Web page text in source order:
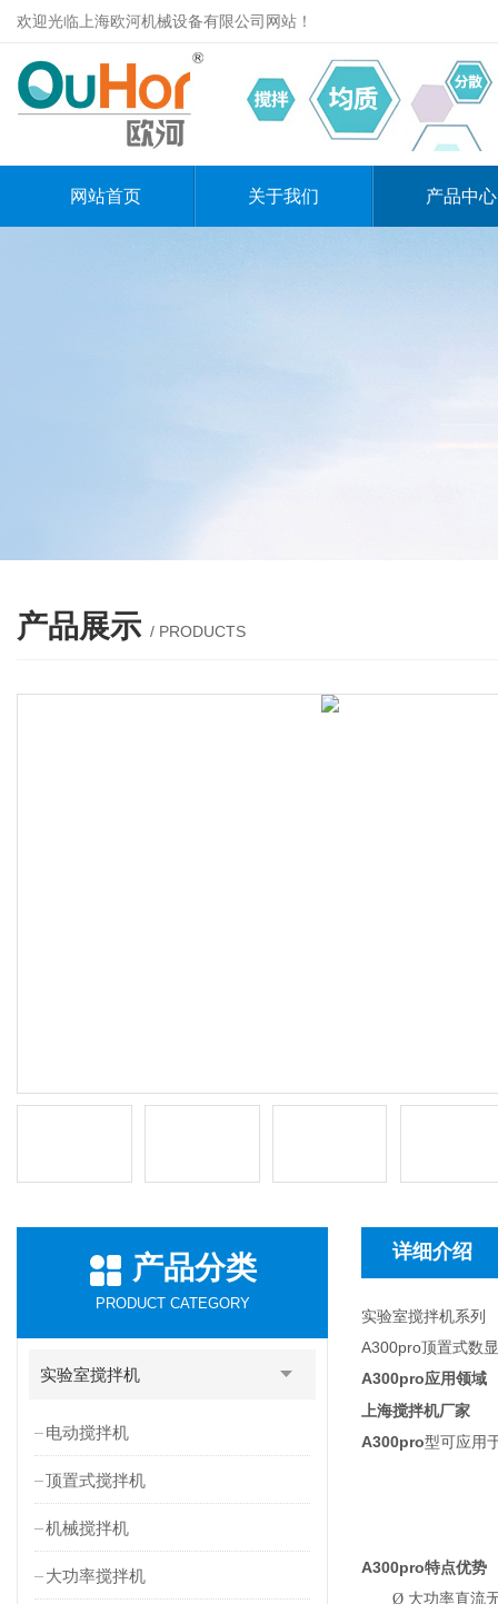
欢迎光临上海欧河机械设备有限公司网站！
网站首页 关于我们 产品中心
产品展示 / PRODUCTS
产品分类
PRODUCT CATEGORY
实验室搅拌机
电动搅拌机
顶置式搅拌机
机械搅拌机
大功率搅拌机
详细介绍
实验室搅拌机系列
A300pro顶置式数
A300pro应用领域
上海搅拌机厂家
A300pro型可应用
A300pro特点优势
Ø 大功率直流